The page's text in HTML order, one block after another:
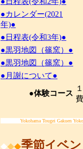
●カレンダー(2021
年)●
●日程表(令和3年)●
●黒羽地図（篠窯）●
●黒羽地図（篠窯）●
●月謝について●
●体験コース
費
Yokohama Tougei Gakuen
◆◆◆季節イベン